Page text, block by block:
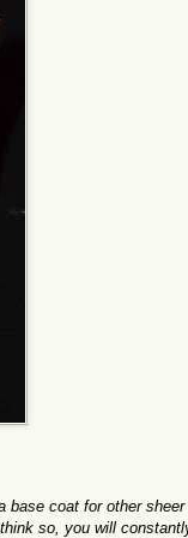
base coat for other sheer
so, you will